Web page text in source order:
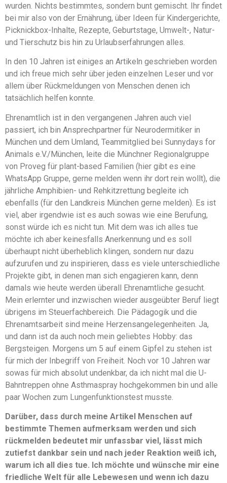
wurden. Nichts bestimmtes, sondern bunt gemischt. Ihr findet
bei mir also von der Ernährung, über Ideen für Kindergerichte,
Picknickbox-Inhalte, Rezepte, Geburtstage, Umwelt-, Natur-
und Tierschutz bis hin zu Urlaubserfahrungen alles.
In den 10 Jahren ist einiges an Artikeln geschrieben worden
und ich freue mich sehr über jeden einzelnen Leser und vor
allem über Rückmeldungen von Menschen denen ich
tatsächlich helfen konnte.
Ehrenamtlich ist in den vergangenen Jahren auch viel
passiert, ich bin Ansprechpartner für Neurodermitiker in
München und dem Umland, Teammitglied bei Sunnydays for
Animals e.V./München, leite die Münchner Regionalgruppe
von Proveg für plant-based Familien (hier gibt es eine
WhatsApp Gruppe, gerne melden wenn ihr dort rein wollt), die
jährliche Amphibien- und Rehkitzrettung begleite ich
ebenfalls (für den Landkreis München gerne melden). Es ist
viel, aber irgendwie ist es auch sowas wie eine Berufung,
sonst würde ich es nicht tun. Mit dem was ich alles tue
möchte ich aber keinesfalls Anerkennung und es soll
überhaupt nicht überheblich klingen, sondern nur dazu
aufzurufen und zu inspirieren, dass es viele unterschiedliche
Projekte gibt, in denen man sich engagieren kann, denn
damals wie heute werden überall Ehrenamtliche gesucht.
Mein erlernter und inzwischen wieder ausgeübter Beruf liegt
übrigens im Steuerfachbereich. Die Pädagogik und die
Ehrenamtsarbeit sind meine Herzensangelegenheiten. Ja,
und dann ist da auch noch mein geliebtes Hobby: das
Bergsteigen. Morgens um 5 auf einem Gipfel zu stehen ist
für mich der Inbegriff von Freiheit. Noch vor 10 Jahren war
sowas für mich absolut undenkbar, da ich nicht mal die U-
Bahntreppen ohne Asthmaspray hochgekommen bin und alle
paar Wochen zum Lungenfunktionstest musste.
Darüber, dass durch meine Artikel Menschen auf
bestimmte Themen aufmerksam werden und sich
rückmelden bedeutet mir unfassbar viel, lässt mich
zutiefst dankbar sein und nach jeder Reaktion weiß ich,
warum ich all dies tue. Ich möchte und wünsche mir eine
friedliche Welt für alle Lebewesen und wenn ich dazu